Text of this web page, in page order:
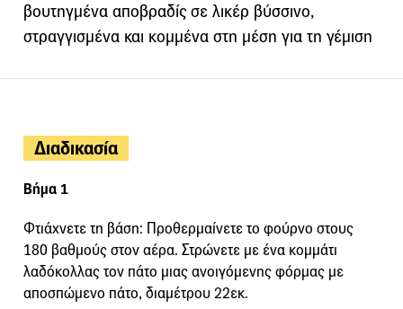
βουτηγμένα αποβραδίς σε λικέρ βύσσινο,
στραγγισμένα και κομμένα στη μέση για τη γέμιση
Διαδικασία
Βήμα 1
Φτιάχνετε τη βάση: Προθερμαίνετε το φούρνο στους
180 βαθμούς στον αέρα. Στρώνετε με ένα κομμάτι
λαδόκολλας τον πάτο μιας ανοιγόμενης φόρμας με
αποσπώμενο πάτο, διαμέτρου 22εκ.